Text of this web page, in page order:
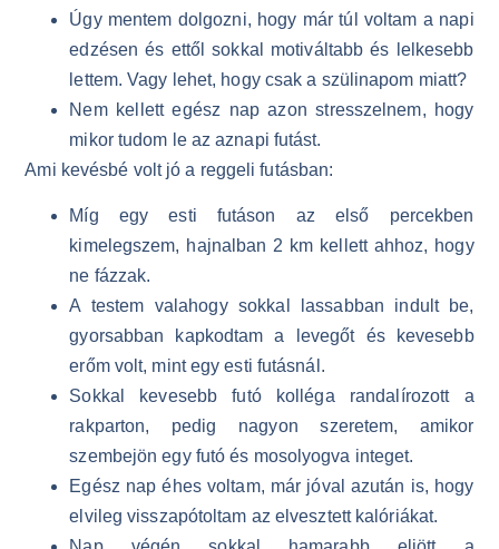
Úgy mentem dolgozni, hogy már túl voltam a napi
edzésen és ettől sokkal motiváltabb és lelkesebb
lettem. Vagy lehet, hogy csak a szülinapom miatt?
Nem kellett egész nap azon stresszelnem, hogy
mikor tudom le az aznapi futást.
Ami kevésbé volt jó a reggeli futásban:
Míg egy esti futáson az első percekben
kimelegszem, hajnalban 2 km kellett ahhoz, hogy
ne fázzak.
A testem valahogy sokkal lassabban indult be,
gyorsabban kapkodtam a levegőt és kevesebb
erőm volt, mint egy esti futásnál.
Sokkal kevesebb futó kolléga randalírozott a
rakparton, pedig nagyon szeretem, amikor
szembejön egy futó és mosolyogva integet.
Egész nap éhes voltam, már jóval azután is, hogy
elvileg visszapótoltam az elvesztett kalóriákat.